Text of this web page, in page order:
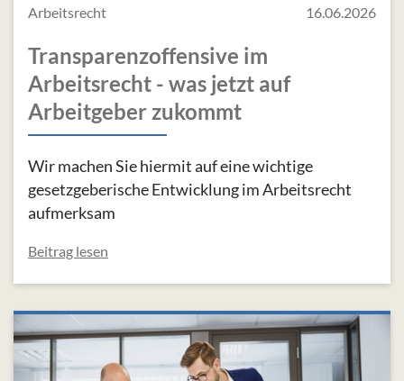
Arbeitsrecht 16.06.2026
Transparenzoffensive im
Arbeitsrecht - was jetzt auf
Arbeitgeber zukommt
Wir machen Sie hiermit auf eine wichtige
gesetzgeberische Entwicklung im Arbeitsrecht
aufmerksam
Beitrag lesen